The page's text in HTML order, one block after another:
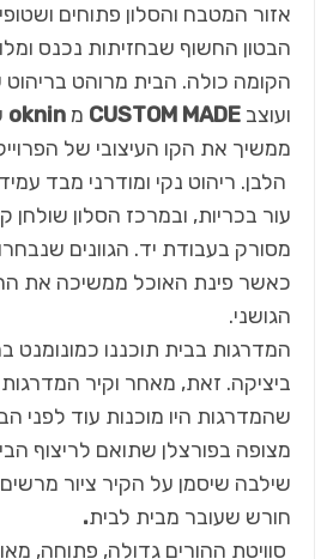
אזור המטבח והסלון פתוחים
הבטון החשוף שבחזיתות נכנס
הקומה כולה. הבית מרוהט בריהוט
ועוצב CUSTOM MADE מ oknin
ממשיך את הקו העיצובי של
הלבן. ריהוט נקי ומודרני מבד עמיד
עור בכריות, ובמרכז הסלון שולחן
מסורק בעבודת יד. הגוונים שנבחרו
כאשר פינת האוכל ממשיכה את
הגושני.
המדרגות בבית תוכננו כמונומנט
ביציקה. זאת, מאחר וקיר
שהמדרגות היו מוכנות עוד לפני
מצופה בפורצלן שתואם לריצוף
שילבה שיסמן על הקיר ציור
חורש שעובר מבית לבית.
סוויטת ההורים גדולה, פתוחה,